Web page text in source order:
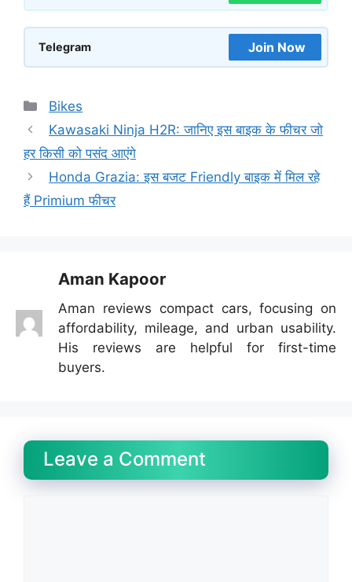
Telegram Join Now
Categories
Bikes
Kawasaki Ninja H2R: जानिए इस बाइक के फीचर जो
हर किसी को पसंद आएंगे
Honda Grazia: इस बजट Friendly बाइक में मिल रहे
हैं Primium फीचर
Aman Kapoor
Aman reviews compact cars, focusing on
affordability, mileage, and urban usability.
His reviews are helpful for first-time
buyers.
Leave a Comment